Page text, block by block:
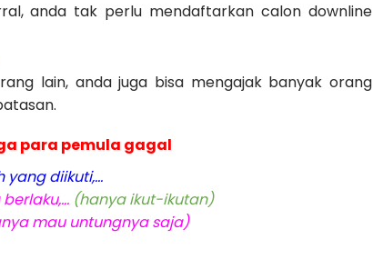
anda tak perlu mendaftarkan calon downline
lain, anda juga bisa mengajak banyak orang
para pemula gagal
diikuti,...
(hanya ikut-ikutan)
mau untungnya saja)